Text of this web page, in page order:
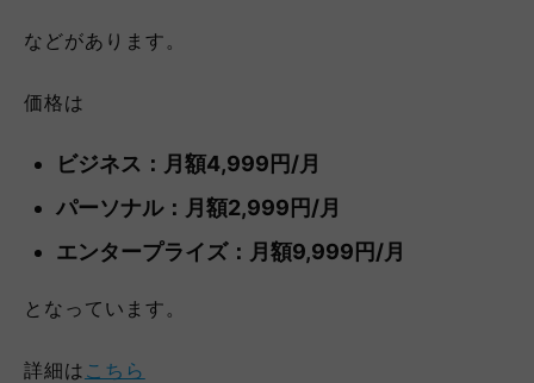
などがあります。
価格は
ビジネス：月額4,999円/月
パーソナル：月額2,999円/月
エンタープライズ：月額9,999円/月
となっています。
詳細は こちら